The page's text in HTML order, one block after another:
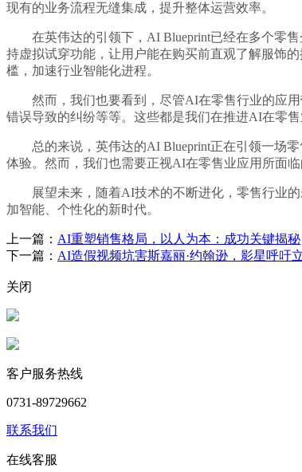
现有的业务流程无缝集成，提升整体运营效率。
在英伟达的引领下，AI Blueprint已经在多个零售
持虚拟试穿功能，让用户能在购买前直观了解服饰
槛，加速行业智能化进程。
然而，我们也要看到，尽管AI在零售行业的应用
错误导致的纠纷等等。这些都是我们在推进AI在零
总的来说，英伟达的AI Blueprint正在引领一场零
体验。然而，我们也需要正视AI在零售业应用所面
展望未来，随着AI技术的不断进化，零售行业的
加智能、个性化的新时代。
上一篇： AI重塑销售格局，以人为本：成功关键揭秘
下一篇： AI造假视频坑害斯嘉丽·约翰逊，影星呼吁
关闭
客户服务热线
0731-89729662
联系我们
在线客服